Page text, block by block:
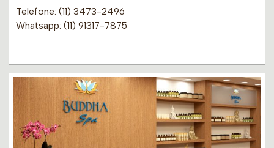
Telefone: (11) 3473-2496
Whatsapp: (11) 91317-7875